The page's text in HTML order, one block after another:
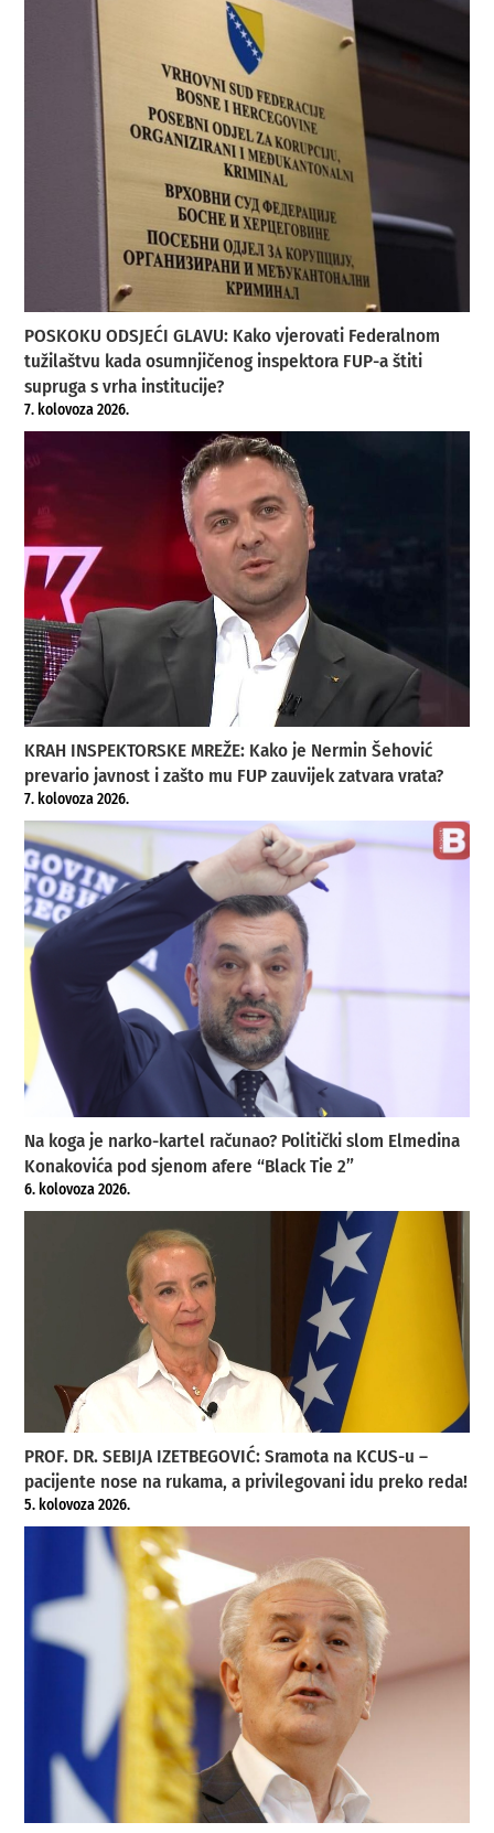
POSKOKU ODSJEĆI GLAVU: Kako vjerovati Federalnom
tužilaštvu kada osumnjičenog inspektora FUP-a štiti
supruga s vrha institucije?
7. kolovoza 2026.
KRAH INSPEKTORSKE MREŽE: Kako je Nermin Šehović
prevario javnost i zašto mu FUP zauvijek zatvara vrata?
7. kolovoza 2026.
Na koga je narko-kartel računao? Politički slom Elmedina
Konakovića pod sjenom afere “Black Tie 2”
6. kolovoza 2026.
PROF. DR. SEBIJA IZETBEGOVIĆ: Sramota na KCUS-u –
pacijente nose na rukama, a privilegovani idu preko reda!
5. kolovoza 2026.